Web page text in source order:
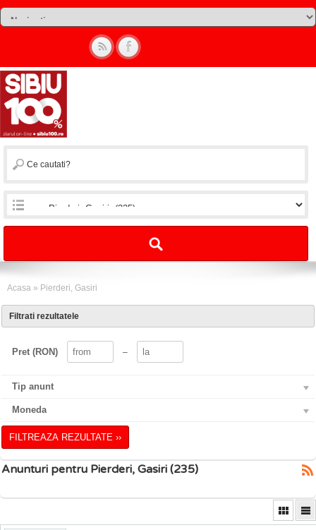
Acasa » Pierderi, Gasiri
Filtrati rezultatele
Pret (RON) –
Tip anunt
Moneda
FILTREAZA REZULTATE ››
Anunturi pentru Pierderi, Gasiri (235)